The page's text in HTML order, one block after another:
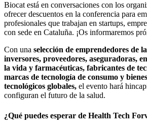
Biocat está en conversaciones con los
ofrecer descuentos en la conferencia para
profesionales que trabajan en startups,
con sede en Cataluña. ¡Os informaremos
Con una selección de emprendedores de
inversores, proveedores, aseguradoras,
la vida y farmacéuticas, fabricantes de
marcas de tecnología de consumo y
tecnológicos globales, el evento hará
configuran el futuro de la salud.
¿Qué puedes esperar de Health Tech